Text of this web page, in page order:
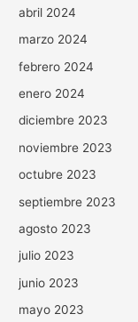
abril 2024
marzo 2024
febrero 2024
enero 2024
diciembre 2023
noviembre 2023
octubre 2023
septiembre 2023
agosto 2023
julio 2023
junio 2023
mayo 2023